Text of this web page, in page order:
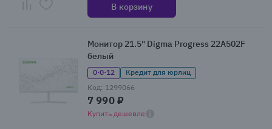
В корзину
Монитор 21.5" Digma Progress 22A502F
белый
0·0·12
Кредит для юрлиц
Код: 1299066
7 990 ₽
Купить дешевле